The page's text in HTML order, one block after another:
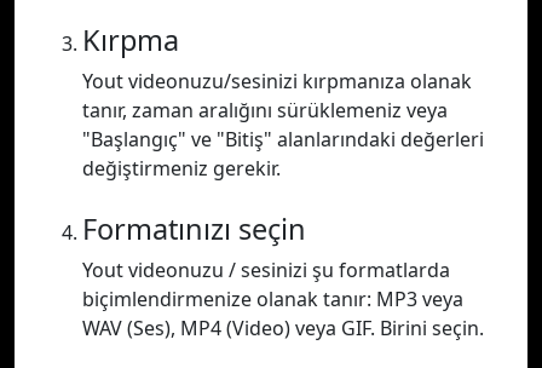
Kırpma
Yout videonuzu/sesinizi kırpmanıza olanak
tanır, zaman aralığını sürüklemeniz veya
"Başlangıç" ve "Bitiş" alanlarındaki değerleri
değiştirmeniz gerekir.
Formatınızı seçin
Yout videonuzu / sesinizi şu formatlarda
biçimlendirmenize olanak tanır: MP3 veya
WAV (Ses), MP4 (Video) veya GIF. Birini seçin.